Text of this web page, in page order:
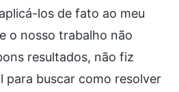
los de fato ao meu
o nosso trabalho não
resultados, não fiz
para buscar como resolver